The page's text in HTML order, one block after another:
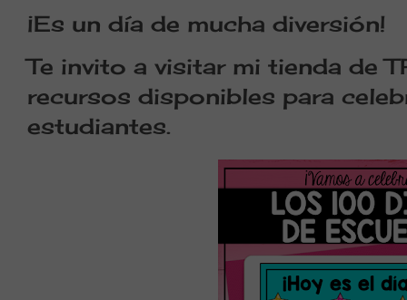
¡Es un día de mucha diversión!
Te invito a visitar mi tienda de
recursos disponibles para
estudiantes.